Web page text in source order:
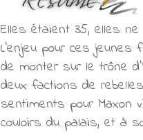
Elles étaient 35, elles
L’enjeu pour ces
de monter sur le trône
deux factions de
sentiments pour Maxon
couloirs du palais, et à